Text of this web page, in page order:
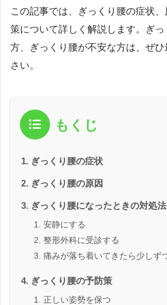
この記事では、ぎっくり腰の症状
策について詳しく解説します。ぎ
方、ぎっくり腰が不安な方は、ぜ
さい。
もくじ
ぎっくり腰の症状
ぎっくり腰の原因
ぎっくり腰になったときの対処法
安静にする
整形外科に受診する
痛みが落ち着いてきたら少しず
ぎっくり腰の予防策
正しい姿勢を保つ